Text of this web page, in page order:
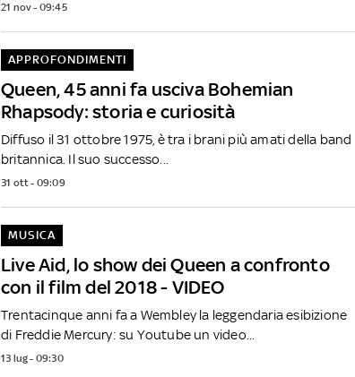
21 nov - 09:45
Queen, 45 anni fa usciva Bohemian
Rhapsody: storia e curiosità
APPROFONDIMENTI
Diffuso il 31 ottobre 1975, è tra i brani più amati della band
britannica. Il suo successo...
31 ott - 09:09
Live Aid, lo show dei Queen a confronto
con il film del 2018 - VIDEO
MUSICA
Trentacinque anni fa a Wembley la leggendaria esibizione
di Freddie Mercury: su Youtube un video...
13 lug - 09:30